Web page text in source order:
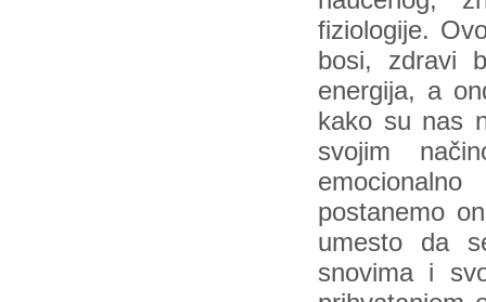
fiziologije.
bosi, zdravi
energija, a
kako su nas
svojim
postanemo
umesto da
snovima i